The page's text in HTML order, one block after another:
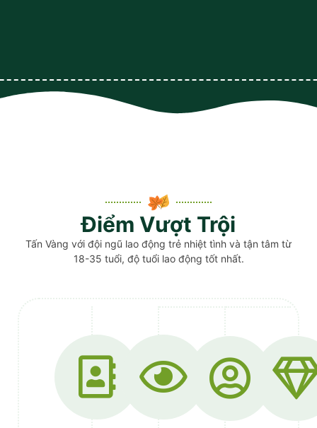
Điểm Vượt Trội
Tấn Vàng với đội ngũ lao động trẻ nhiệt tình và tận tâm từ
18-35 tuổi, độ tuổi lao động tốt nhất.